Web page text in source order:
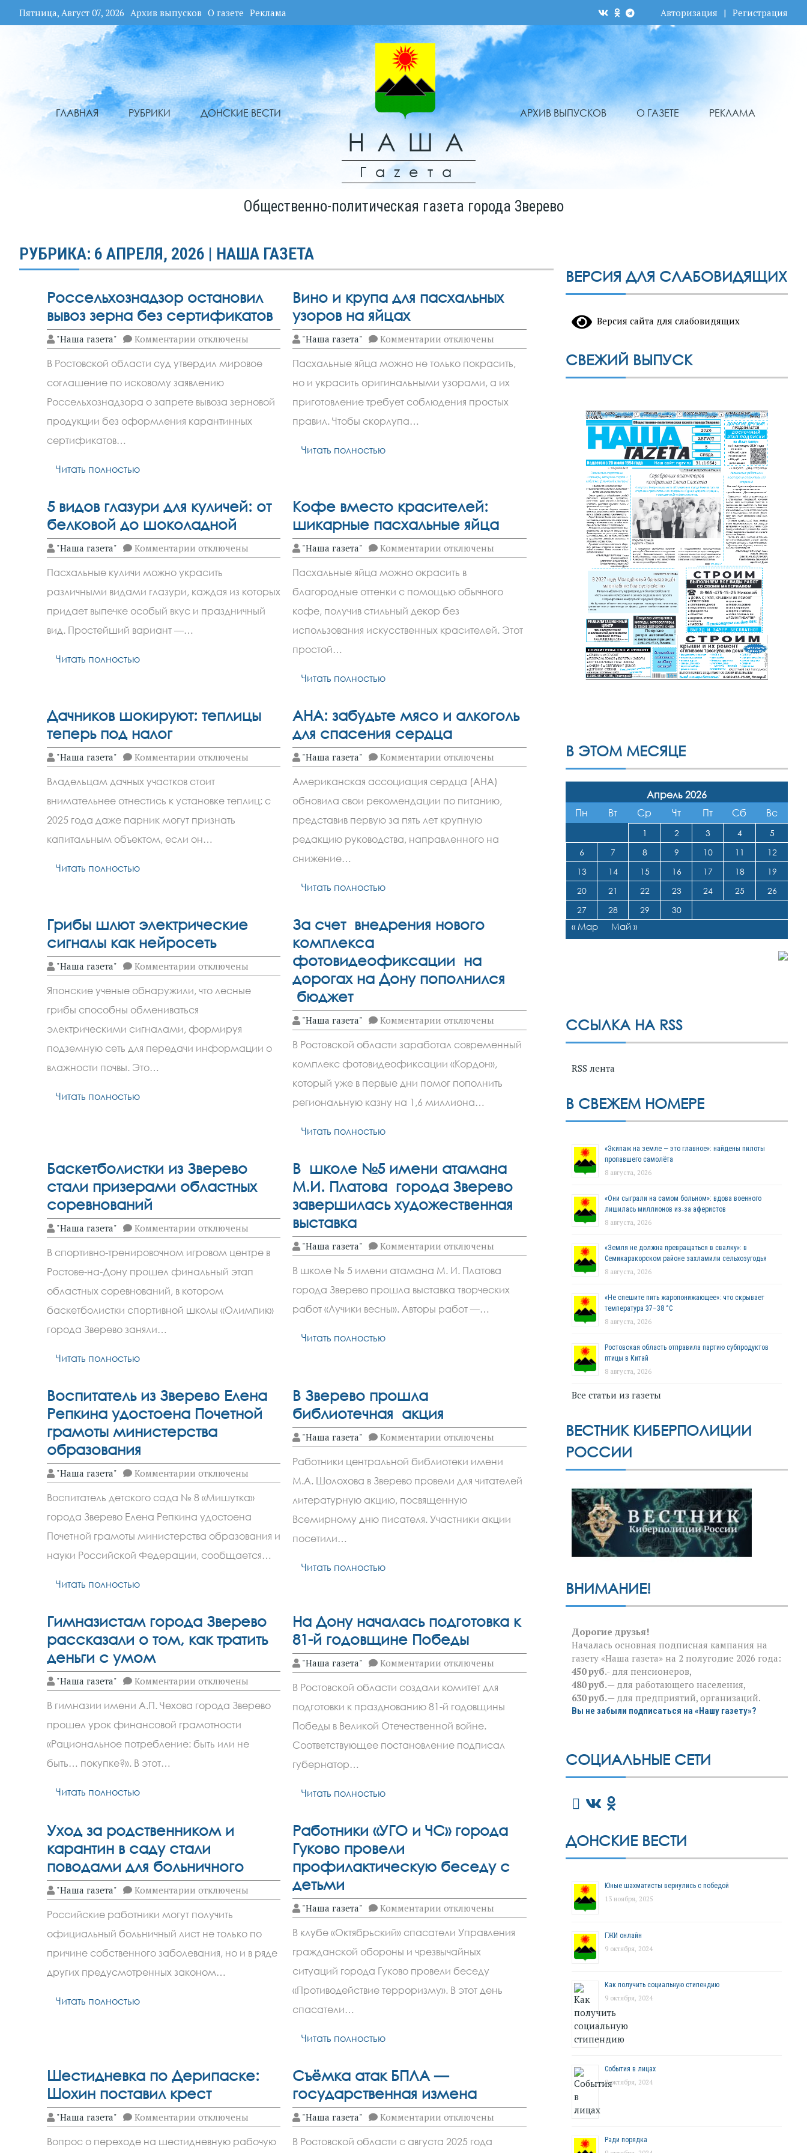
Пятница, Август 07, 2026 Архив выпусков О газете Реклама Авторизация | Регистрация
ГЛАВНАЯ РУБРИКИ ДОНСКИЕ ВЕСТИ
НАША
Гаzета
АРХИВ ВЫПУСКОВ О ГАЗЕТЕ РЕКЛАМА
Общественно-политическая газета города Зверево
РУБРИКА: 6 АПРЕЛЯ, 2026 | НАША ГАЗЕТА
Россельхознадзор остановил
вывоз зерна без сертификатов
"Наша газета" Комментариик
записи
остановил
вывоз
зерна
без
сертификатов
отключены
В Ростовской области суд утвердил мировое
соглашение по исковому заявлению
Россельхознадзора о запрете вывоза зерновой
продукции без оформления карантинных
сертификатов…
Читать полностью
Вино и крупа для пасхальных
узоров на яйцах
"Наша газета" Комментарии к
записи
и
крупа
для
пасхальных
узоров
отключены
Пасхальные яйца можно не только покрасить,
но и украсить оригинальными узорами, а их
приготовление требует соблюдения простых
правил. Чтобы скорлупа…
Читать полностью
5 видов глазури для куличей: от
белковой до шоколадной
"Наша газета" Комментариик
записи
видов
глазури
для
куличей:
от
отключены
Пасхальные куличи можно украсить
различными видами глазури, каждая из которых
придает выпечке особый вкус и праздничный
вид. Простейший вариант —…
Читать полностью
Кофе вместо красителей:
шикарные пасхальные яйца
"Наша газета" Комментарии к
записи
вместо
красителей:
шикарные
пасхальные
яйца
отключены
Пасхальные яйца можно окрасить в
благородные оттенки с помощью обычного
кофе, получив стильный декор без
использования искусственных красителей. Этот
простой…
Читать полностью
Дачников шокируют: теплицы
теперь под налог
"Наша газета" Комментариик
записи
шокируют:
теплицы
теперь
под
налог
отключены
Владельцам дачных участков стоит
внимательнее отнестись к установке теплиц: с
2025 года даже парник могут признать
капитальным объектом, если он…
Читать полностью
AHA: забудьте мясо и алкоголь
для спасения сердца
"Наша газета" Комментарии к
записи
забудьте
мясо
и
алкоголь
для
спасения
отключены
Американская ассоциация сердца (AHA)
обновила свои рекомендации по питанию,
представив первую за пять лет крупную
редакцию руководства, направленного на
снижение…
Читать полностью
Грибы шлют электрические
сигналы как нейросеть
"Наша газета" Комментариик
записи
шлют
электрические
сигналы
как
нейросеть
отключены
Японские ученые обнаружили, что лесные
грибы способны обмениваться
электрическими сигналами, формируя
подземную сеть для передачи информации о
влажности почвы. Это…
Читать полностью
За счет внедрения нового
комплекса
фотовидеофиксации на
дорогах на Дону пополнился
бюджет
"Наша газета" Комментарии к
записи
счет
внедрения
нового
комплекса
фотовидеофиксации
на
отключены
В Ростовской области заработал современный
комплекс фотовидеофиксации «Кордон»,
который уже в первые дни помог пополнить
региональную казну на 1,6 миллиона…
Читать полностью
Баскетболистки из Зверево
стали призерами областных
соревнований
"Наша газета" Комментариик
записи
из
Зверево
стали
призерами
областных
соревнований
отключены
В спортивно-тренировочном игровом центре в
Ростове-на-Дону прошел финальный этап
областных соревнований, в котором
баскетболистки спортивной школы «Олимпик»
города Зверево заняли…
Читать полностью
В школе №5 имени атамана
М.И. Платова города Зверево
завершилась художественная
выставка
"Наша газета" Комментарии к
записи
В
школе
№5
имени
атамана
М.И.
отключены
В школе № 5 имени атамана М. И. Платова
города Зверево прошла выставка творческих
работ «Лучики весны». Авторы работ —…
Читать полностью
Воспитатель из Зверево Елена
Репкина удостоена Почетной
грамоты министерства
образования
"Наша газета" Комментариик
записи
Воспитатель
из
Зверево
Елена
Репкина
удостоена
Почетной
грамоты
отключены
Воспитатель детского сада № 8 «Мишутка»
города Зверево Елена Репкина удостоена
Почетной грамоты министерства образования и
науки Российской Федерации, сообщается…
Читать полностью
В Зверево прошла
библиотечная акция
"Наша газета" Комментарии к
записи
Зверево
прошла
библиотечная
акция
отключены
Работники центральной библиотеки имени
М.А. Шолохова в Зверево провели для читателей
литературную акцию, посвященную
Всемирному дню писателя. Участники акции
посетили…
Читать полностью
Гимназистам города Зверево
рассказали о том, как тратить
деньги с умом
"Наша газета" Комментариик
записи
Гимназистам
города
Зверево
рассказали
о
том,
отключены
В гимназии имени А.П. Чехова города Зверево
прошел урок финансовой грамотности
«Рациональное потребление: быть или не
быть… покупке?». В этот…
Читать полностью
На Дону началась подготовка к
81-й годовщине Победы
"Наша газета" Комментарии к
записи
Дону
началась
подготовка
к
81-
й
годовщине
отключены
В Ростовской области создали комитет для
подготовки к празднованию 81-й годовщины
Победы в Великой Отечественной войне.
Соответствующее постановление подписал
губернатор…
Читать полностью
Уход за родственником и
карантин в саду стали
поводами для больничного
"Наша газета" Комментариик
записи
за
родственником
и
карантин
в
саду
отключены
Российские работники могут получить
официальный больничный лист не только по
причине собственного заболевания, но и в ряде
других предусмотренных законом…
Читать полностью
Работники «УГО и ЧС» города
Гуково провели
профилактическую беседу с
детьми
"Наша газета" Комментарии к
записи
Работники
«УГО
и
ЧС»
города
Гуково
провели
профилактическую
отключены
В клубе «Октябрьский» спасатели Управления
гражданской обороны и чрезвычайных
ситуаций города Гуково провели беседу
«Противодействие терроризму». В этот день
спасатели…
Читать полностью
Шестидневка по Дерипаске:
Шохин поставил крест
"Наша газета" Комментариик
записи
Шестидневка
по
отключены
Вопрос о переходе на шестидневную рабочую
Съёмка атак БПЛА —
государственная измена
"Наша газета" Комментарии к
записи
Съёмка
атак
отключены
В Ростовской области с августа 2025 года
ВЕРСИЯ ДЛЯ СЛАБОВИДЯЩИХ
Версия сайта для слабовидящих
СВЕЖИЙ ВЫПУСК
В ЭТОМ МЕСЯЦЕ
Апрель 2026
Пн
Вт Ср Чт Пт Сб Вс
1 2 3 4
5
6
7 8 9 10 11
12
13
14 15 16 17 18
19
20
21 22 23 24 25
26
27
28 29 30
« Мар Май »
ССЫЛКА НА RSS
RSS лента
В СВЕЖЕМ НОМЕРЕ
«Экипаж на земле — это главное»: найдены пилоты
пропавшего самолёта
8 августа, 2026
«Они сыграли на самом больном»: вдова военного
лишилась миллионов из‑за аферистов
8 августа, 2026
«Земля не должна превращаться в свалку»: в
Семикаракорском районе захламили сельхозугодья
8 августа, 2026
«Не спешите пить жаропонижающее»: что скрывает
температура 37–38 °C
8 августа, 2026
Ростовская область отправила партию субпродуктов
птицы в Китай
8 августа, 2026
Все статьи из газеты
ВЕСТНИК КИБЕРПОЛИЦИИ
РОССИИ
ВНИМАНИЕ!
Дорогие друзья!
Началась основная подписная кампания на
газету «Наша газета» на 2 полугодие 2026 года:
450 руб.- для пенсионеров,
480 руб.— для работающего населения,
630 руб.— для предприятий, организаций.
Вы не забыли подписаться на «Нашу газету»?
СОЦИАЛЬНЫЕ СЕТИ
ДОНСКИЕ ВЕСТИ
Юные шахматисты вернулись с победой
13 ноября, 2025
ГЖИ онлайн
9 октября, 2024
Как получить социальную стипендию
9 октября, 2024
События в лицах
9 октября, 2024
Ради порядка